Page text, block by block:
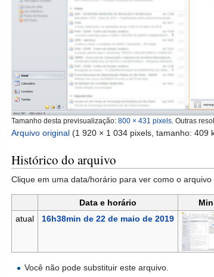
Tamanho desta previsualização: 800 × 431 pixels Outras
Arquivo original (1 920 × 1 034 pixels, tamanho: 409
Histórico do arquivo
Clique em uma data/horário para ver como o
Data e horário
atual
16h38min de 22 de maio de 2019
Você não pode substituir este arquivo.